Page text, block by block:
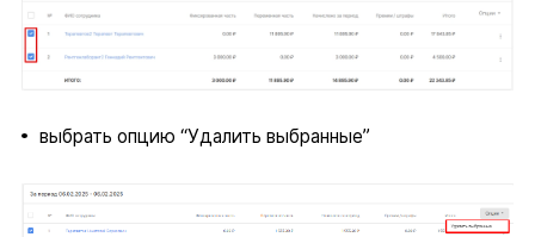
выбрать опцию “Удалить выбранные”